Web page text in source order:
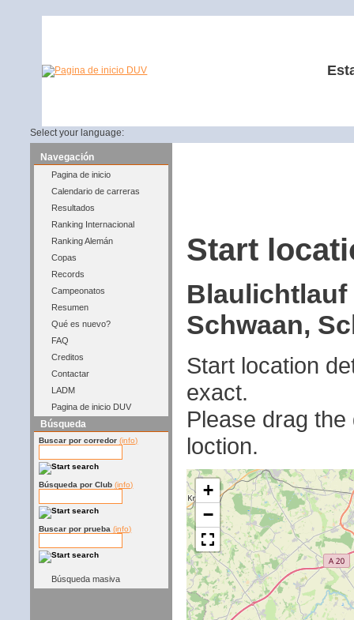
Select your language:
Navegación
Pagina de inicio
Calendario de carreras
Resultados
Ranking Internacional
Ranking Alemán
Copas
Records
Campeonatos
Resumen
Qué es nuevo?
FAQ
Creditos
Contactar
LADM
Pagina de inicio DUV
Búsqueda
Buscar por corredor (info)
Búsqueda por Club (info)
Buscar por prueba (info)
Búsqueda masiva
Start
Blaulichtlauf
Schwaan,
Start location
exact.
Please drag
loction.
+
−